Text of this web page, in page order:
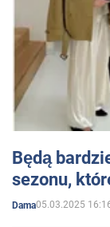
Będą
sezonu,
Dama05.03.2025